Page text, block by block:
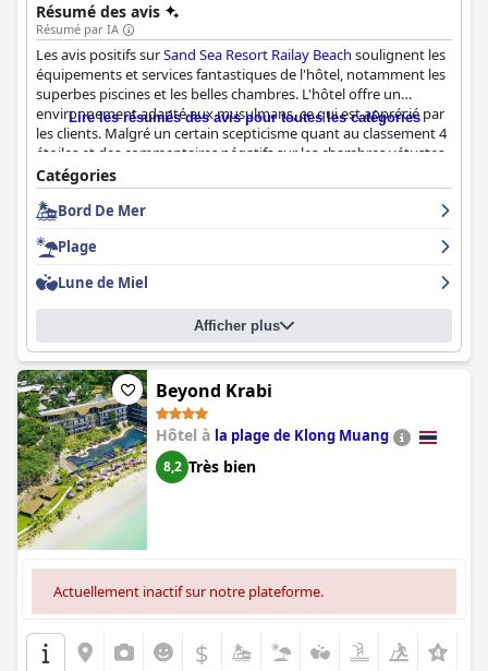
Résumé des avis
Résumé par IA
Les avis positifs surSand Sea Resort Railay Beach soulignent les
équipements et services fantastiques de l'hôtel, notamment les
superbes piscines et les belles chambres. L'hôtel offre un
environnement adapté aux musulmans, ce qui est apprécié par
les clients. Malgré un certain scepticisme quant au classement 4
étoiles et des commentaires négatifs sur les chambres vétustes
et sales, l'hôtel est considéré comme un joyau qui peut offrir un
bon séjour. Le complexe a été rénové après avoir fusionné avec
l'ancien Sunset Tropical, qui était un endroit splendide il y a
est un hôtel charmant qui peut offrir aux clients une excellente
expérience.
Lire les résumés des avis pour toutes les catégories
Catégories
Bord De Mer
Plage
Lune de Miel
Afficher plus
Beyond Krabi
Hôtel à la plage de Klong Muang
8,2 Très bien
Actuellement inactif sur notre plateforme.
$